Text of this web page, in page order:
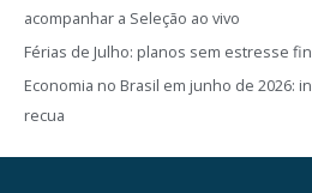
acompanhar a Seleção ao vivo
Férias de Julho: planos sem estresse
Economia no Brasil em junho de 2026:
recua